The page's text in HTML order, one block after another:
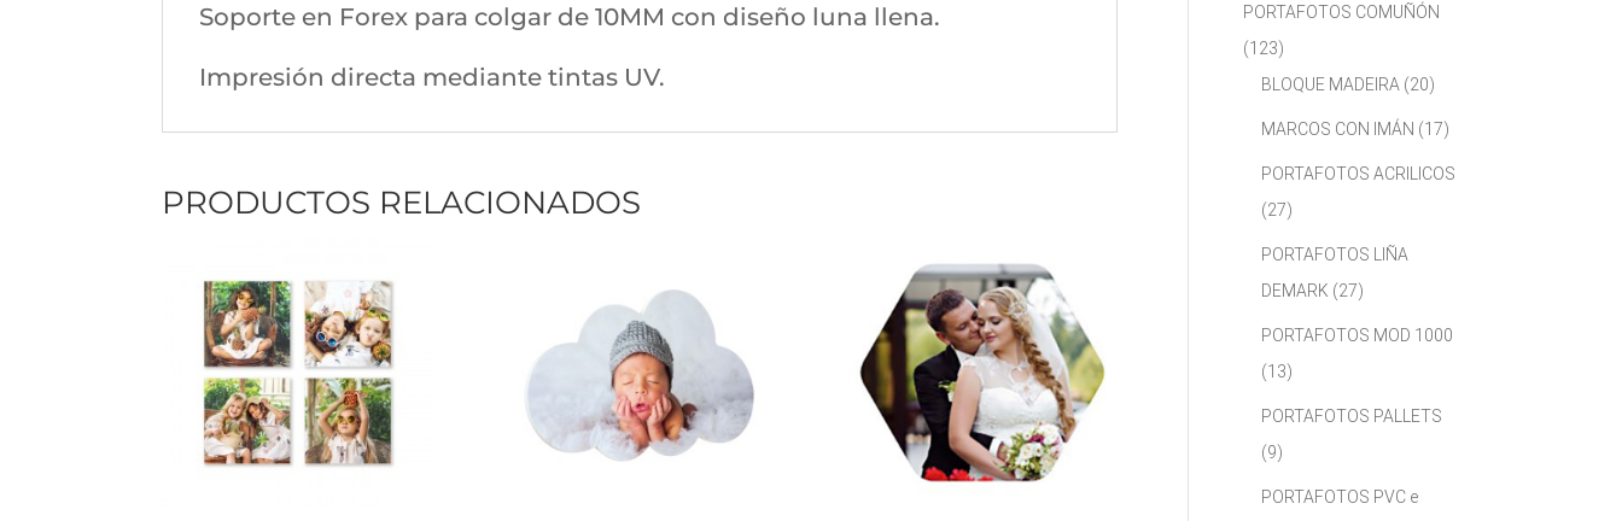
Soporte en Forex para colgar de 10MM con diseño luna llena.
Impresión directa mediante tintas UV.
PRODUCTOS RELACIONADOS
PORTAFOTOS COMUÑÓN
(123)
BLOQUE MADEIRA (20)
MARCOS CON IMÁN (17)
PORTAFOTOS ACRILICOS
(27)
PORTAFOTOS LIÑA
DEMARK (27)
PORTAFOTOS MOD 1000
(13)
PORTAFOTOS PALLETS
(9)
PORTAFOTOS PVC e